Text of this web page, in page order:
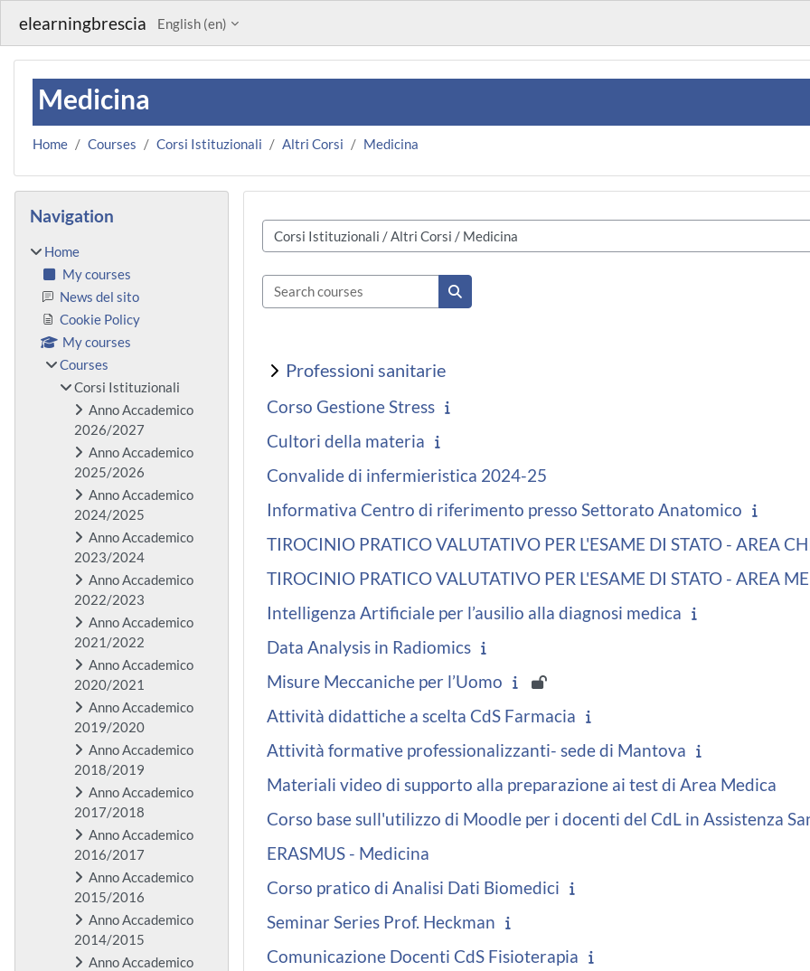
elearningbrescia English ‎(en)‎
Medicina
Home Courses Corsi Istituzionali Altri Corsi Medicina
Course categories
Search courses
Search courses
Professioni sanitarie
Corso Gestione Stress
Cultori della materia
Convalide di infermieristica 2024-25
Informativa Centro di riferimento presso Settorato Anatomico
TIROCINIO PRATICO VALUTATIVO PER L'ESAME DI STATO - AREA
TIROCINIO PRATICO VALUTATIVO PER L'ESAME DI STATO - AREA
Intelligenza Artificiale per l’ausilio alla diagnosi medica
Data Analysis in Radiomics
Misure Meccaniche per l’Uomo
Attività didattiche a scelta CdS Farmacia
Attività formative professionalizzanti- sede di Mantova
Materiali video di supporto alla preparazione ai test di Area Medica
Corso base sull'utilizzo di Moodle per i docenti del CdL in Assistenza
ERASMUS - Medicina
Corso pratico di Analisi Dati Biomedici
Seminar Series Prof. Heckman
Comunicazione Docenti CdS Fisioterapia
Blocks
Navigation
Home
My courses
News del sito
Cookie Policy
My courses
Courses
Corsi Istituzionali
Anno Accademico
2026/2027
Anno Accademico
2025/2026
Anno Accademico
2024/2025
Anno Accademico
2023/2024
Anno Accademico
2022/2023
Anno Accademico
2021/2022
Anno Accademico
2020/2021
Anno Accademico
2019/2020
Anno Accademico
2018/2019
Anno Accademico
2017/2018
Anno Accademico
2016/2017
Anno Accademico
2015/2016
Anno Accademico
2014/2015
Anno Accademico